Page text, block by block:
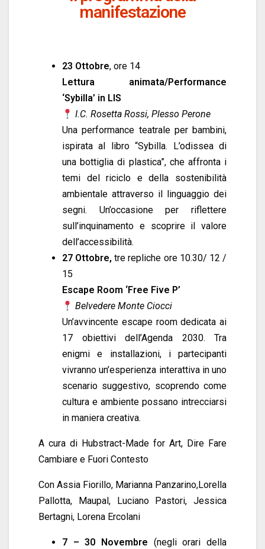
manifestazione
23 Ottobre, ore 14
Lettura animata/Performance
‘Sybilla’ in LIS
I.C. Rosetta Rossi, Plesso Perone
Una performance teatrale per bambini,
ispirata al libro “Sybilla. L’odissea di
una bottiglia di plastica”, che affronta i
temi del riciclo e della sostenibilità
ambientale attraverso il linguaggio dei
segni. Un’occasione per riflettere
sull’inquinamento e scoprire il valore
dell’accessibilità.
27 Ottobre,tre repliche ore 10.30/ 12 /
15
Escape Room ‘Free Five P’
Belvedere Monte Ciocci
Un’avvincente escape room dedicata ai
17 obiettivi dell’Agenda 2030. Tra
enigmi e installazioni, i partecipanti
vivranno un’esperienza interattiva in uno
scenario suggestivo, scoprendo come
cultura e ambiente possano intrecciarsi
in maniera creativa.
A cura di Hubstract-Made for Art, Dire Fare
Cambiare e Fuori Contesto
Con Assia Fiorillo, Marianna Panzarino,Lorella
Pallotta, Maupal, Luciano Pastori, Jessica
Bertagni, Lorena Ercolani
7 – 30 Novembre (negli orari della